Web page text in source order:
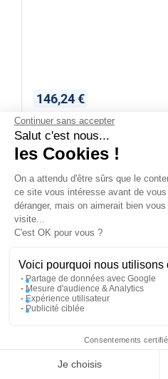
Continuer sans accepter
Salut c'est nous...
les Cookies !
On a attendu d'être sûrs que le
ce site vous intéresse avant de vous
déranger, mais on aimerait bien
visite...
C'est OK pour vous ?
Voici pourquoi nous utilisons
Partage de données avec Google
Mesure d'audience & Analytics
Expérience utilisateur
Publicité ciblée
Consentements
Je choisis
Compte
146,24 €
Disponible immédiatement
REF :1730742
Kit Roulements
PROFITEZ DE -5 %
vous abonnant à notre
J'en profite